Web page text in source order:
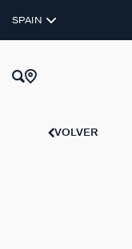
SPAIN
VOLVER